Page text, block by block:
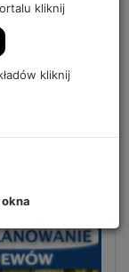
NOWYCH
kliknij
kliknij